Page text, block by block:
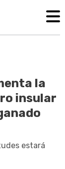
la
insular
estará